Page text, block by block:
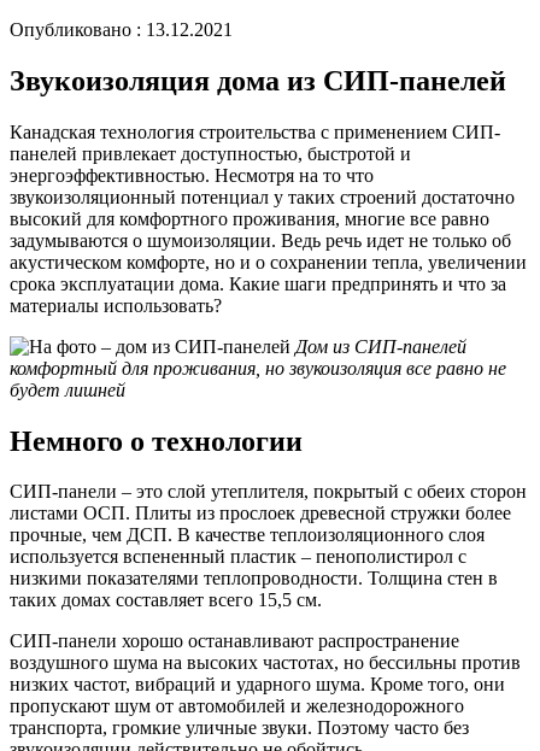
Опубликовано : 13.12.2021
Звукоизоляция дома из СИП-панелей
Канадская технология строительства с применением СИП-
панелей привлекает доступностью, быстротой и
энергоэффективностью. Несмотря на то что
звукоизоляционный потенциал у таких строений достаточно
высокий для комфортного проживания, многие все равно
задумываются о шумоизоляции. Ведь речь идет не только об
акустическом комфорте, но и о сохранении тепла, увеличении
срока эксплуатации дома. Какие шаги предпринять и что за
материалы использовать?
Дом из СИП-панелей
комфортный для проживания, но звукоизоляция все равно не
будет лишней
Немного о технологии
СИП-панели – это слой утеплителя, покрытый с обеих сторон
листами ОСП. Плиты из прослоек древесной стружки более
прочные, чем ДСП. В качестве теплоизоляционного слоя
используется вспененный пластик – пенополистирол с
низкими показателями теплопроводности. Толщина стен в
таких домах составляет всего 15,5 см.
СИП-панели хорошо останавливают распространение
воздушного шума на высоких частотах, но бессильны против
низких частот, вибраций и ударного шума. Кроме того, они
пропускают шум от автомобилей и железнодорожного
транспорта, громкие уличные звуки. Поэтому часто без